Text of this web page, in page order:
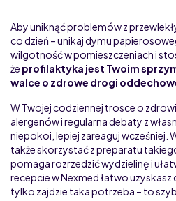
Aby uniknąć problemów z
co dzień – unikaj dymu
wilgotność w pomieszczeniach i
że profilaktyka jest Twoim
walce o zdrowe drogi
W Twojej codziennej trosce o
alergenów i regularna debaty z
niepokoi, lepiej zareaguj wcześniej.
także skorzystać z preparatu
pomaga rozrzedzić wydzielinę i
recepcie w Nexmed łatwo
tylko zajdzie taka potrzeba – to